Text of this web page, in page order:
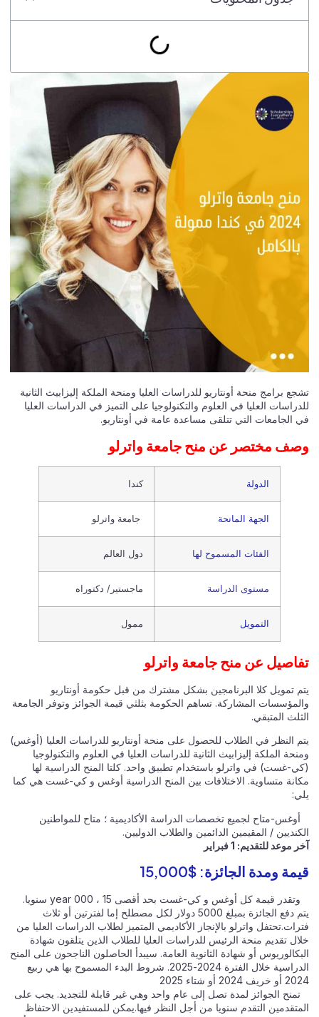
تشجع برامج منحة أونتاريو للدراسات العليا ومنحة الملكة إليزابيث الثانية
للدراسات العليا في العلوم والتكنولوجيا على التميز في الدراسات العليا
في الجامعات التي تتلقى مساعدة عامة في أونتاريو.
وصف مختصر عن منح جامعة واترلو
الدولة كندا
الجهة المانحة جامعة واترلو
الفئات المسموح لها دول العالم
مستوى الدراسة ماجستير/ دكتوراه
التمويل ممول
تفاصيل عن منح جامعة واترلو
يتم تمويل كلا البرنامجين بشكل مشترك من قبل حكومة أونتاريو
والمؤسسات المشاركة. تساهم الحكومة بثلثي قيمة الجوائز وتوفر الجامعة
الثلث المتبقي.
يتم النظر في الطلاب للحصول على منحة أونتاريو للدراسات العليا (أوغس)
ومنحة الملكة إليزابيث الثانية للدراسات العليا في العلوم والتكنولوجيا
(كي-غست) في واترلو باستخدام تطبيق واحد. كلتا المنح الدراسية لها
مكانة متساوية. الاختلافات بين المنح الدراسية أوغس و كي-غست هي كما
يلي:
أوغس-متاح لجميع تخصصات الدراسة الأكاديمية ؛ متاح للمواطنين
الكنديين / المقيمين الدائمين والطلاب الدوليين.
آخر موعد للتقديم: 1 فبراير
قيمة ومدة الجائزة: $15,000
وتقدر قيمة كل أوغس و كي-غست بحد أقصى 15 ، 000 year سنويا.
يتم دفع الجائزة بمبلغ 5000 دولار لكل مصطلح إما لفترتين أو ثلاث
فترات.تحتفل واترلو بالإنجاز الأكاديمي المتميز لطلاب الدراسات العليا من
خلال تقديم منحة الرئيس للدراسات العليا للطلاب الذين يتلقون شهادة
البكالوريوس أو شهادة الثانوية العامة. سيبدأ الحاصلون الناجحون على المنح
الدراسية خلال الفترة 2024-2025. شروط البدء المسموح بها هي ربيع
2024 أو خريف 2024 أو شتاء 2025
تمنح الجوائز لمدة تصل إلى عام واحد وهي غير قابلة للتجديد. يجب على
المتقدمين التقدم سنويا من أجل النظر فيها.يمكن للمستفيدين الاحتفاظ